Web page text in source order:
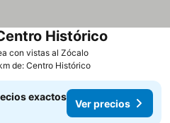
con vistas al Zócalo
Histórico
de: Centro Histórico
exactos
Ver precios